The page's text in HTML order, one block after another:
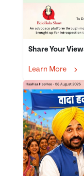
Share Your
Learn More